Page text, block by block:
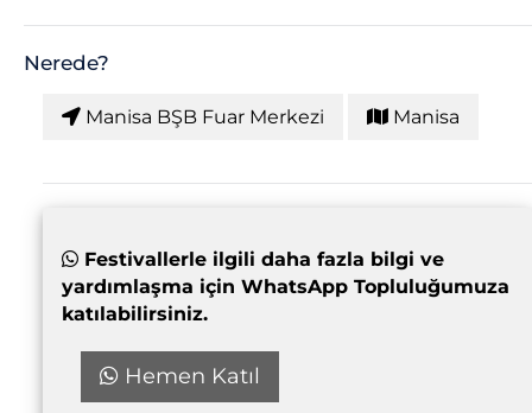
Nerede?
Manisa BŞB Fuar Merkezi Manisa
Festivallerle ilgili daha fazla bilgi ve
yardımlaşma için WhatsApp Topluluğumuza
katılabilirsiniz.
Hemen Katıl